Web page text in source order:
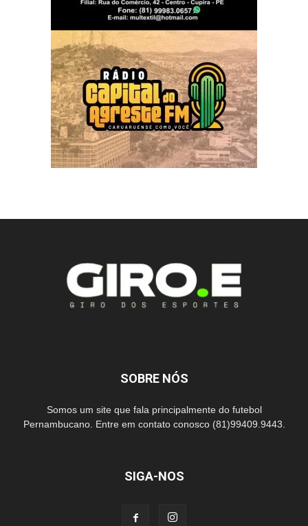
SOBRE NÓS
Somos um site que fala principalmente do futebol
Pernambucano. Entre em contato conosco (81)99409.9443.
SIGA-NOS